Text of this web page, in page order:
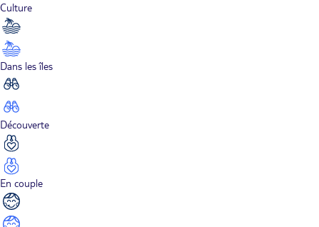
Culture
Dans les îles
Découverte
En couple